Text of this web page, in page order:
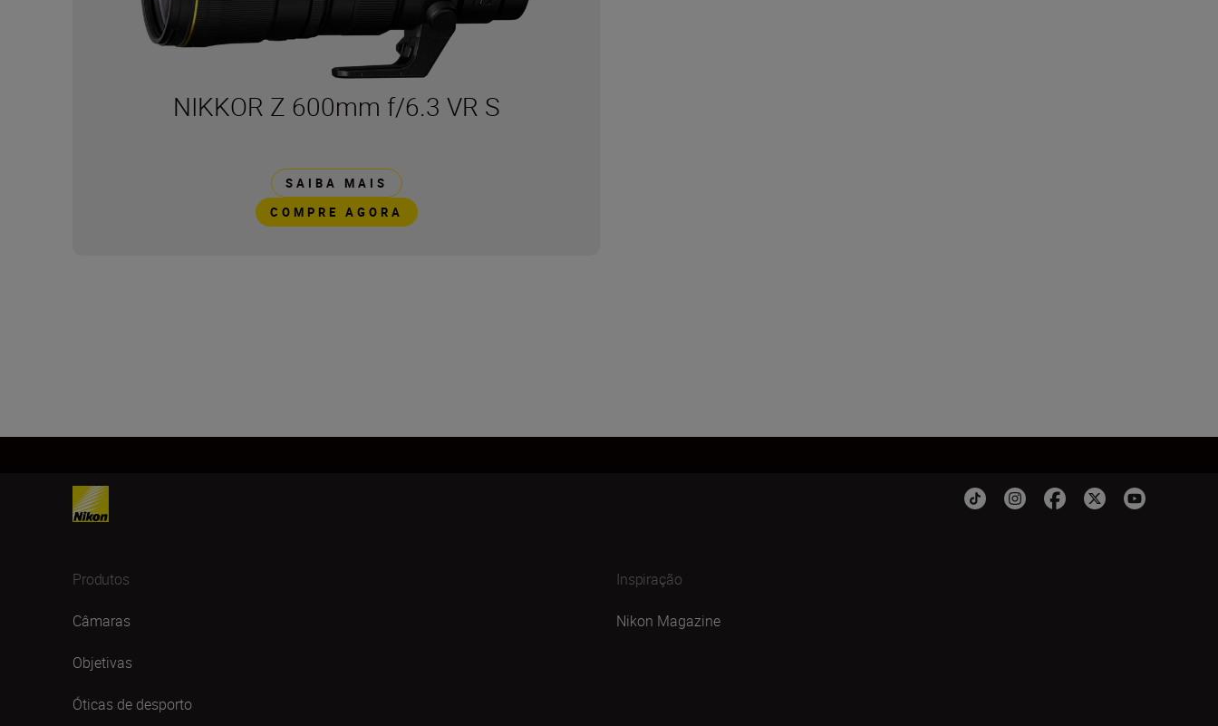
NIKKOR Z 600mm f/6.3 VR S
SAIBA MAIS
COMPRE AGORA
Produtos
Câmaras
Objetivas
Óticas de desporto
Inspiração
Nikon Magazine